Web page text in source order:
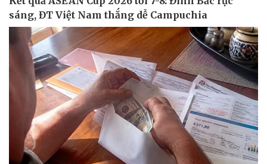
Pháp luật
Vụ án
Tin nóng
Tư vấn luật
Quân sự - Quốc phòng
Vũ khí
Việt Nam
Phân tích